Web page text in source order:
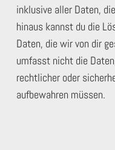
inklusive aller Daten,
hinaus kannst du die
Daten, die wir von dir
umfasst nicht die
rechtlicher oder
aufbewahren müssen.